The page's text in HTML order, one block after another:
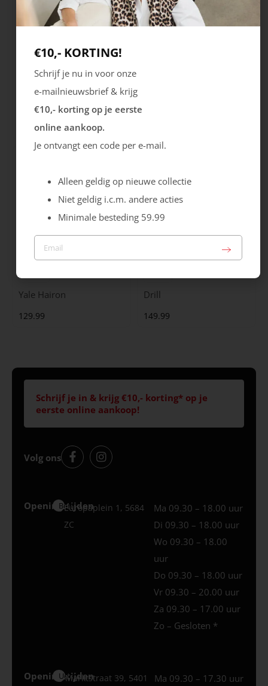
Cristallino
99.99
Yale Hairon
129.99
Drill
149.99
Schrijf je in & krijg €10,- korting* op je
eerste online aankoop!
Volg ons
Openingstijden
Best
Europaplein 1, 5684
ZC
Ma 09.30 – 18.00 uur
Di 09.30 – 18.00 uur
Wo 09.30 – 18.00
uur
Do 09.30 – 18.00 uur
Vr 09.30 – 20.00 uur
Za 09.30 – 17.00 uur
Zo – Gesloten *
Openingstijden
Uden
Marktstraat 39, 5401
Ma 09.30 – 17.30 uur
€10,- KORTING!
Schrijf je nu in voor onze
e-mailnieuwsbrief & krijg
€10,- korting op je eerste
online aankoop.
Je ontvangt een code per e-mail.
Alleen geldig op nieuwe collectie
Niet geldig i.c.m. andere acties
Minimale besteding 59.99